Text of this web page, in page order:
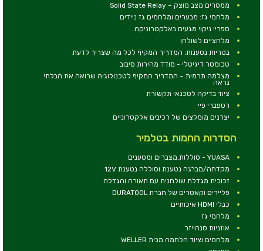
ממסרים מצב מוצק – Solid State Relay
מלחמי גז: מבערים ומלחמים גז ניידים
ספריי ניקוי מגעים באלקטרוניקה
מלחציים לשולחן
בטריות נטענות: המדריך המקיף לכל מה שצריך לדעת
טכומטר דיגיטלי - מודד מהירות סיבוב
מצלמה תרמית – המדריך המקיף לטכנולוגיה שרואה את הבלתי
נראה
ציוד בדיקה לטכנאי תקשורת
רספברי פיי
יצרנים מומלצים של רכיבים אלקטרוניים
הסדרות החמות בטלמיר
YUASA - סוללות,מצברים ומטענים
מקדחה/מברגה נטענת וסוללה נטענת 12V
זכוכית מגדלת שולחנית עם תאורה והגדלה
פליירים וקאטרים של חברת DURATOOL
כבלי HDMI איכותיים
מלחמי גז
אוזניות סנהייזר
מלחמים וציוד הלחמה מבית WELLER